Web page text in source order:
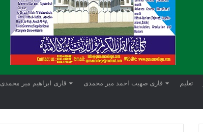
قاری ابراهيم میر محمدی قاری صھیب احمد میر محمدی تعلیم